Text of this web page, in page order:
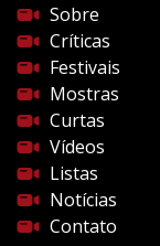
Sobre
Críticas
Festivais
Mostras
Curtas
Vídeos
Listas
Notícias
Contato